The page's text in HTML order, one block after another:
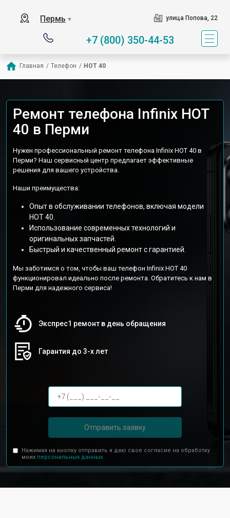
Пермь ▼ улица Попова, 22
+7 (800) 350-44-53
Главная / Телефон / HOT 40
Ремонт телефона Infinix HOT
40 в Перми
Нужен профессиональный ремонт телефона Infinix HOT 40 в
Перми? Наш сервисный центр предлагает эффективные
решения для вашего устройства.
Наши преимущества:
Опыт в обслуживании телефонов, включая модели
HOT 40.
Использование современных технологий и
оригинальных запчастей.
Быстрый и качественный ремонт с гарантией.
Мы заботимся о том, чтобы ваш телефон Infinix HOT 40
функционировал идеально после ремонта. Обратитесь к нам в
Перми для надежного сервиса!
Экспрес1 ремонт в день обращения
Гарантия до 3-х лет
Отправить заявку
Нажимая на кнопку отправить я даю свое согласие на обработку
моих персональных данных.